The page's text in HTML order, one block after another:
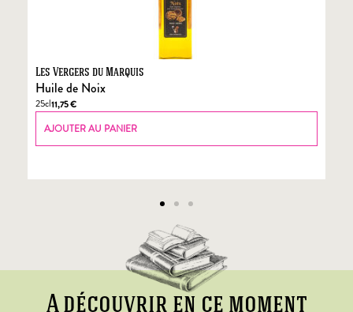
Les Vergers du Marquis
Huile de Noix
25cl11,75€
AJOUTER AU PANIER
A découvrir en ce moment